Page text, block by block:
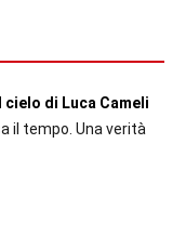
di Luca Cameli
il tempo. Una verità